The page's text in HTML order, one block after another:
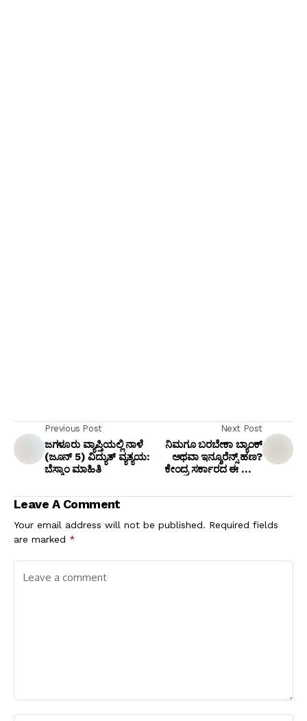
Previous Post
ಜಗಳೂರು ವ್ಯಾಪ್ತಿಯಲ್ಲಿ ನಾಳೆ
(ಜೂನ್ 5) ವಿದ್ಯುತ್ ವ್ಯತ್ಯಯ:
ಬೆಸ್ಕಾಂ ಮಾಹಿತಿ
Next Post
ನಿಮಗೂ ಬರಬೇಕಾ ಬ್ಯಾಂಕ್
ಅಥವಾ ಇನ್ಶೂರೆನ್ಸ್ ಹಣ?
ಕೇಂದ್ರ ಸರ್ಕಾರದ ಈ ಹೊಸ
ಮಾಡಿ!
Leave A Comment
Your email address will not be published. Required fields
are marked *